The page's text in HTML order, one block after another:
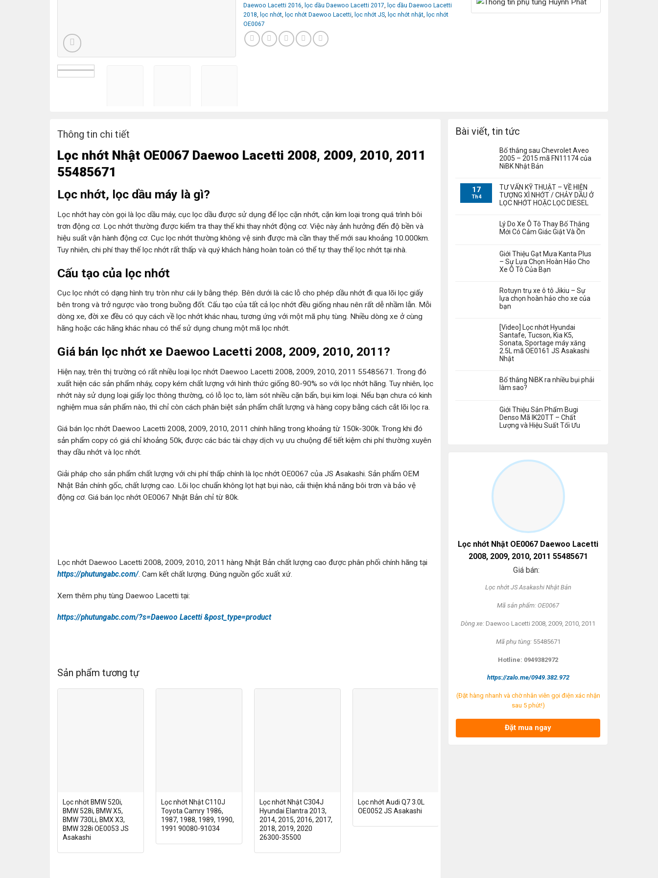
Daewoo Lacetti 2016, lọc dầu Daewoo Lacetti 2017, lọc dầu Daewoo Lacetti
2018, lọc nhớt, lọc nhớt Daewoo Lacetti, lọc nhớt JS, lọc nhớt nhật, lọc nhớt
OE0067
Thông tin chi tiết
Lọc nhớt Nhật OE0067 Daewoo Lacetti 2008, 2009, 2010, 2011
55485671
Lọc nhớt, lọc dầu máy là gì?
Lọc nhớt hay còn gọi là lọc dầu máy, cục lọc dầu được sử dụng để lọc cặn nhớt, cặn kim loại trong quá trình bôi
trơn động cơ. Lọc nhớt thường được kiểm tra thay thế khi thay nhớt động cơ. Việc này ảnh hưởng đến độ bền và
hiệu suất vận hành động cơ. Cục lọc nhớt thường không vệ sinh được mà cần thay thế mới sau khoảng 10.000km.
Tuy nhiên, chi phí thay thế lọc nhớt rất thấp và quý khách hàng hoàn toàn có thể tự thay thế lọc nhớt tại nhà.
Cấu tạo của lọc nhớt
Cục lọc nhớt có dạng hình trụ tròn như cái ly bằng thép. Bên dưới là các lỗ cho phép dầu nhớt đi qua lõi lọc giấy
bên trong và trở ngược vào trong buồng đốt. Cấu tạo của tất cả lọc nhớt đều giống nhau nên rất dễ nhầm lẫn. Mỗi
dòng xe, đời xe đều có quy cách về lọc nhớt khác nhau, tương ứng với một mã phụ tùng. Nhiều dòng xe ở cùng
hãng hoặc các hãng khác nhau có thể sử dụng chung một mã lọc nhớt.
Giá bán lọc nhớt xe Daewoo Lacetti 2008, 2009, 2010, 2011?
Hiện nay, trên thị trường có rất nhiều loại lọc nhớt Daewoo Lacetti 2008, 2009, 2010, 2011 55485671. Trong đó
xuất hiện các sản phẩm nháy, copy kém chất lượng với hình thức giống 80-90% so với lọc nhớt hãng. Tuy nhiên, lọc
nhớt này sử dụng loại giấy lọc thông thường, có lỗ lọc to, làm sót nhiều cặn bẩn, bụi kim loại. Nếu bạn chưa có kinh
nghiệm mua sản phẩm nào, thì chỉ còn cách phân biệt sản phẩm chất lượng và hàng copy bằng cách cắt lõi lọc ra.
Giá bán lọc nhớt Daewoo Lacetti 2008, 2009, 2010, 2011 chính hãng trong khoảng từ 150k-300k. Trong khi đó
sản phẩm copy có giá chỉ khoảng 50k, được các bác tài chạy dịch vụ ưu chuộng để tiết kiệm chi phí thường xuyên
thay dầu nhớt và lọc nhớt.
Giải pháp cho sản phẩm chất lượng với chi phí thấp chính là lọc nhớt OE0067 của JS Asakashi. Sản phẩm OEM
Nhật Bản chính gốc, chất lượng cao. Lõi lọc chuẩn không lọt hạt bụi nào, cải thiện khả năng bôi trơn và bảo vệ
động cơ. Giá bán lọc nhớt OE0067 Nhật Bản chỉ từ 80k.
Lọc nhớt Daewoo Lacetti 2008, 2009, 2010, 2011 hàng Nhật Bản chất lượng cao được phân phối chính hãng tại
https://phutungabc.com/. Cam kết chất lượng. Đúng nguồn gốc xuất xứ.
Xem thêm phụ tùng Daewoo Lacetti tại:
https://phutungabc.com/?s=Daewoo Lacetti &post_type=product
Sản phẩm tương tự
Lọc nhớt BMW 520i,
BMW 528i, BMW X5,
BMW 730Li, BMX X3,
BMW 328i OE0053 JS
Asakashi
Lọc nhớt Nhật C110J
Toyota Camry 1986,
1987, 1988, 1989, 1990,
1991 90080-91034
Lọc nhớt Nhật C304J
Hyundai Elantra 2013,
2014, 2015, 2016, 2017,
2018, 2019, 2020
26300-35500
Lọc nhớt Audi Q7 3.0L
OE0052 JS Asakashi
Bài viết, tin tức
Bố thắng sau Chevrolet Aveo
2005 – 2015 mã FN11174 của
NiBK Nhật Bản
17
Th4
TƯ VẤN KỸ THUẬT – VỀ HIỆN
TƯỢNG XÌ NHỚT / CHẢY DẦU Ở
LỌC NHỚT HOẶC LỌC DIESEL
Lý Do Xe Ô Tô Thay Bố Thắng
Mới Có Cảm Giác Giật Và Ồn
Giới Thiệu Gạt Mưa Kanta Plus
– Sự Lựa Chọn Hoàn Hảo Cho
Xe Ô Tô Của Bạn
Rotuyn trụ xe ô tô Jikiu – Sự
lựa chọn hoàn hảo cho xe của
bạn
[Video] Lọc nhớt Hyundai
Santafe, Tucson, Kia K5,
Sonata, Sportage máy xăng
2.5L mã OE0161 JS Asakashi
Nhật
Bố thắng NiBK ra nhiều bụi phải
làm sao?
Giới Thiệu Sản Phẩm Bugi
Denso Mã IK20TT – Chất
Lượng và Hiệu Suất Tối Ưu
Lọc nhớt Nhật OE0067 Daewoo Lacetti
2008, 2009, 2010, 2011 55485671
Giá bán:
L ọc nhớt JS AsakashiNhật Bản
Mã sản phẩm: OE0067
Dòng xe: Daewoo Lacetti 2008, 2009, 2010, 2011
Mã phụ tùng: 55485671
Hotline: 0949382972
https://zalo.me/0949.382.972
(Đặt hàng nhanh và chờ nhân viên gọi điện xác nhận
sau 5 phút!)
Đặt mua ngay